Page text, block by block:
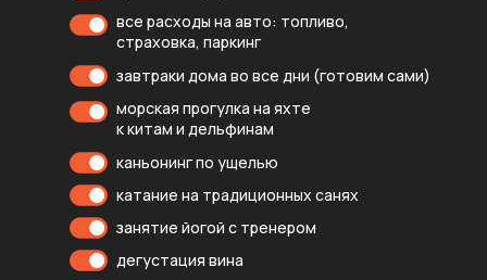
все расходы на авто: топливо,
страховка, паркинг
завтраки дома во все дни (готовим сами)
морская прогулка на яхте
к китам и дельфинам
каньонинг по ущелью
катание на традиционных санях
занятие йогой с тренером
дегустация вина